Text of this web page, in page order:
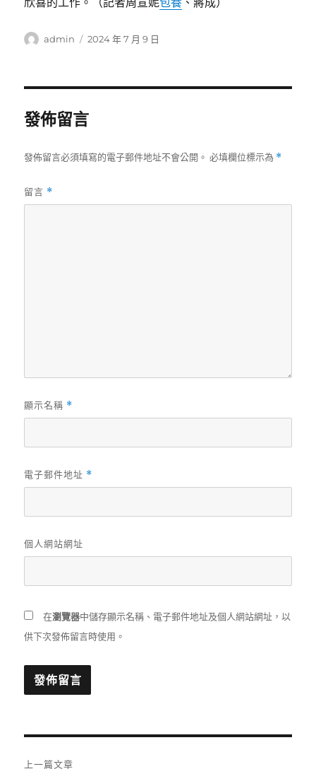
作
admin
發
2024 年 7 月 9 日
發佈留言
發佈留言必須填寫的電子郵件地址不會公開。 必填欄位標示為 *
留言 *
顯示名稱 *
電子郵件地址 *
個人網站網址
在瀏覽器中儲存顯示名稱、電子郵件地址及個人網站網址，以
供下次發佈留言時使用。
上一篇文章